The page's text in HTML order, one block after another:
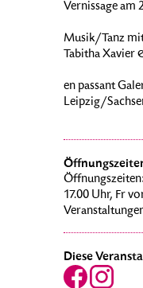
Vernissage am
Musik/Tanz
Tabitha Xavier
en passant
Leipzig/
17.00 Uhr, Fr
Diese